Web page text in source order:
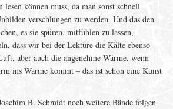
lesen können muss, da man sonst schnell
verschlungen zu werden. Und das den
es sie spüren, mitfühlen zu lassen,
dass wir bei der Lektüre die Kälte ebenso
aber auch die angenehme Wärme, wenn
ins Warme kommt – das ist schon eine Kunst
B. Schmidt noch weitere Bände folgen